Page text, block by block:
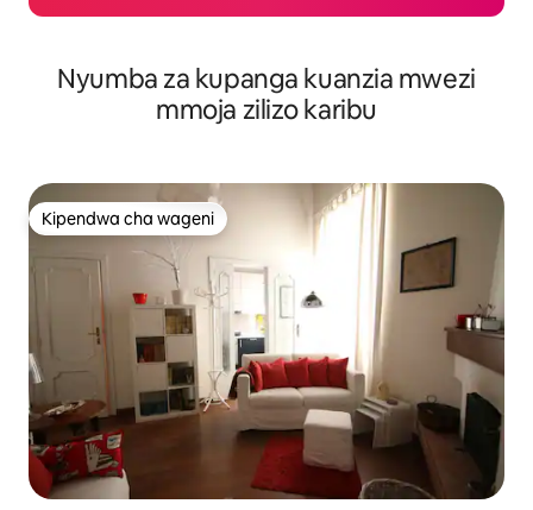
Nyumba za kupanga kuanzia mwezi
mmoja zilizo karibu
Kipendwa cha wageni
Kipendwa cha wageni